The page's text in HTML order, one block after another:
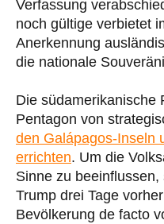
Verfassung
noch gültige verbietet
Anerkennung
die nationale
Die südamerikanische
Pentagon von
den Galápagos-Inseln
errichten. Um die
Sinne zu
Trump drei Tage
Bevölkerung de facto